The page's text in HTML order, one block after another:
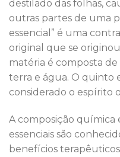
destilado das folhas,
outras partes de uma
essencial” é uma
original que se
matéria é composta
terra e água. O quinto
considerado o espírito
A composição química
essenciais são
benefícios terapêuticos